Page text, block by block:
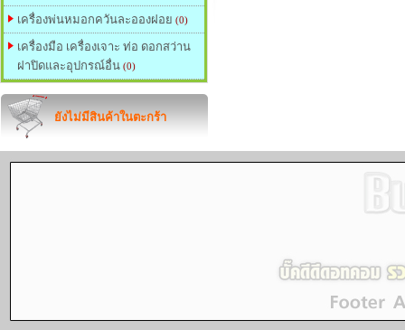
เครื่องพ่นหมอกควันละอองฝอย (0)
เครื่องมือ เครื่องเจาะ ท่อ ดอกสว่าน
ฝาปิดและอุปกรณ์อื่น (0)
ยังไม่มีสินค้าในตะกร้า